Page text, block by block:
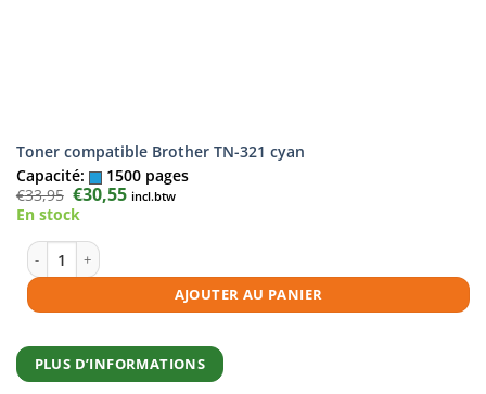
Toner compatible Brother TN-321 cyan
Capacité:
1500 pages
€33,95 Le
prix
initial
€33,95.
€30,55Le
prix
incl.btw
En stock
quantité de Toner compatible Brother TN-321 cyan
AJOUTER AU PANIER
PLUS D’INFORMATIONS